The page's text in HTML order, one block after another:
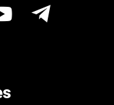
Besuchen